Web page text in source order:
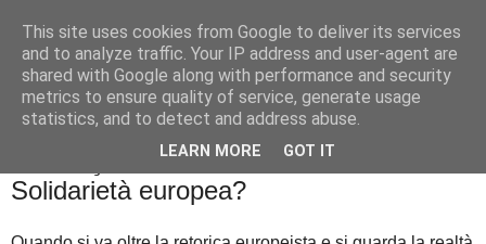
Badiale & Tringali
Solidarietà europea?
This site uses cookies from Google to deliver its services
and to analyze traffic. Your IP address and user-agent are
shared with Google along with performance and security
metrics to ensure quality of service, generate usage
statistics, and to detect and address abuse.
LEARN MORE GOT IT